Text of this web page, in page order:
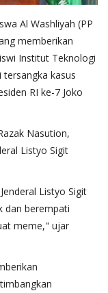
Al Washliyah (PP
memberikan
Institut Teknologi
tersangka kasus
RI ke-7 Joko
Nasution,
Listyo Sigit
Listyo Sigit
dan berempati
meme," ujar